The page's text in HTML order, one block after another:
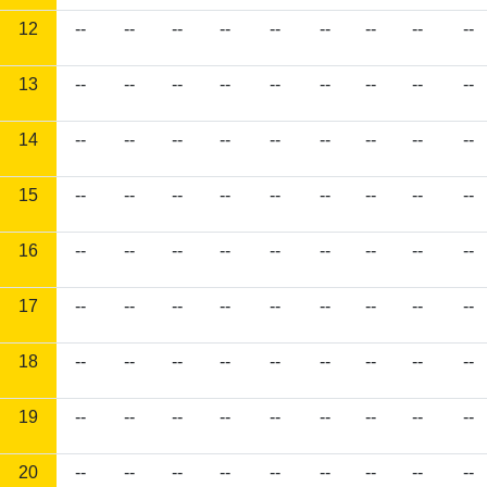
12 -- -- -- -- -- -- -- -- --
13 -- -- -- -- -- -- -- -- --
14 -- -- -- -- -- -- -- -- --
15 -- -- -- -- -- -- -- -- --
16 -- -- -- -- -- -- -- -- --
17 -- -- -- -- -- -- -- -- --
18 -- -- -- -- -- -- -- -- --
19 -- -- -- -- -- -- -- -- --
20 -- -- -- -- -- -- -- -- --